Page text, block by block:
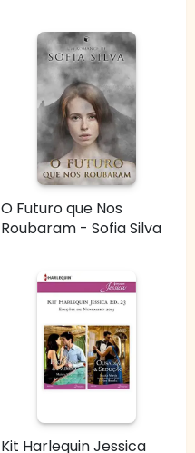
O Futuro que Nos
Roubaram - Sofia Silva
Kit Harlequin Jessica